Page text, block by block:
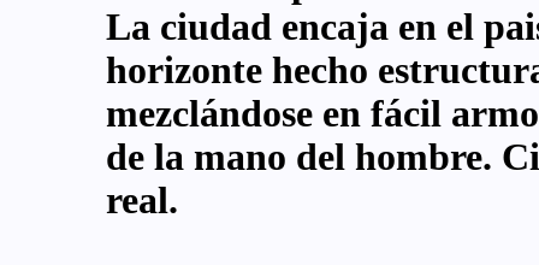
La ciudad encaja en el
horizonte hecho
mezclándose en fácil
de la mano del hombre.
real.